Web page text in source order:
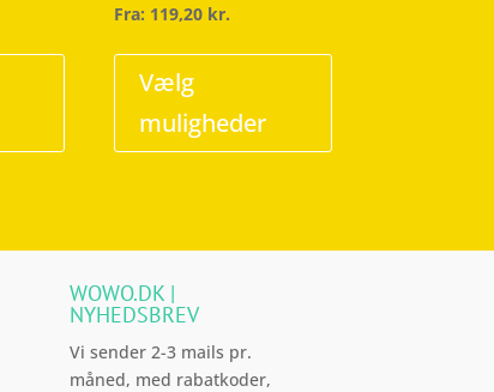
på
varesiden
Fra: 119,20 kr.
Vælg
muligheder
WOWO.DK |
NYHEDSBREV
Vi sender 2-3 mails pr.
måned, med rabatkoder,